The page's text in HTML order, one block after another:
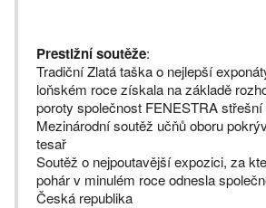
Prestižní soutěže:
Tradiční Zlatá taška o nejlepší
loňském roce získala na základě
poroty společnost FENESTRA střešní
Mezinárodní soutěž učňů oboru
tesař
Soutěž o nejpoutavější expozici, za
pohár v minulém roce odnesla
Česká republika